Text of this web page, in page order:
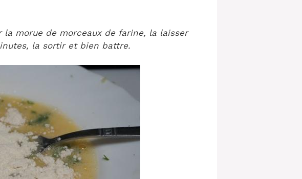
morue de morceaux de farine, la laisser
la sortir et bien battre.